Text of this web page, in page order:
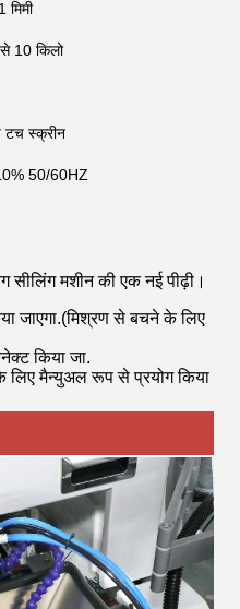
10 किलो
स्क्रीन
50/60HZ
सीलिंग मशीन की एक नई पीढ़ी।
जाएगा.(मिश्रण से बचने के लिए
किया जा.
मैन्युअल रूप से प्रयोग किया